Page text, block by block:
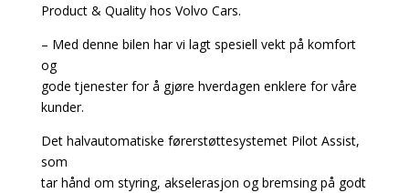
Product & Quality hos Volvo Cars.
– Med denne bilen har vi lagt spesiell vekt på komfort
og
gode tjenester for å gjøre hverdagen enklere for våre
kunder.
Det halvautomatiske førerstøttesystemet Pilot Assist,
som
tar hånd om styring, akselerasjon og bremsing på godt